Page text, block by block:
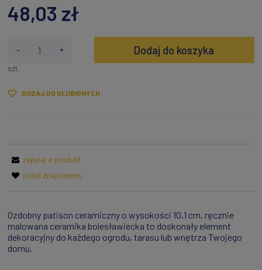
48,03 zł
- +
szt.
Dodaj do koszyka
DODAJ DO ULUBIONYCH
zapytaj o produkt
poleć znajomemu
Ozdobny patison ceramiczny o wysokości 10,1 cm, ręcznie
malowana ceramika bolesławiecka to doskonały element
dekoracyjny do każdego ogrodu, tarasu lub wnętrza Twojego
domu.